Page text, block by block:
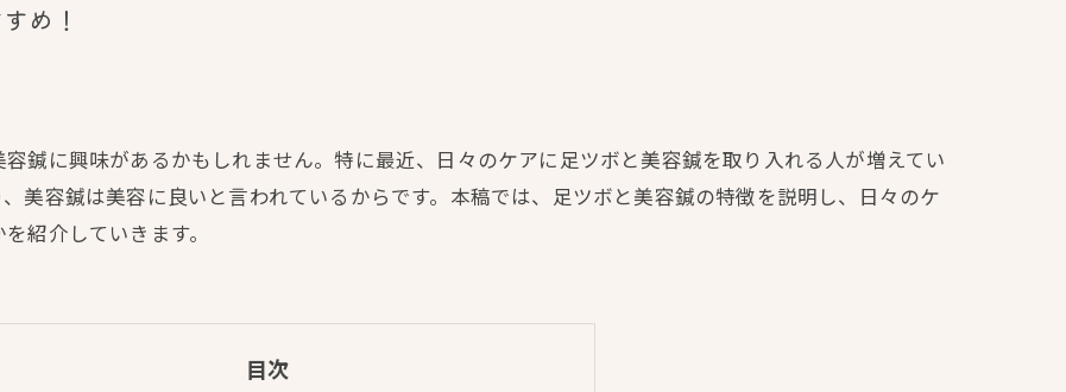
め！
鍼に興味があるかもしれません。特に最近、日々のケアに足ツボと美容鍼を取り入れる人が増えてい
美容鍼は美容に良いと言われているからです。本稿では、足ツボと美容鍼の特徴を説明し、日々のケ
紹介していきます。
目次